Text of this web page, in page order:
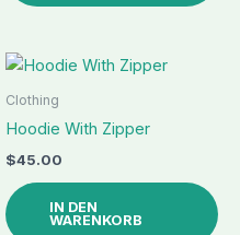
Clothing
Hoodie With Zipper
$45.00
IN DEN
WARENKORB